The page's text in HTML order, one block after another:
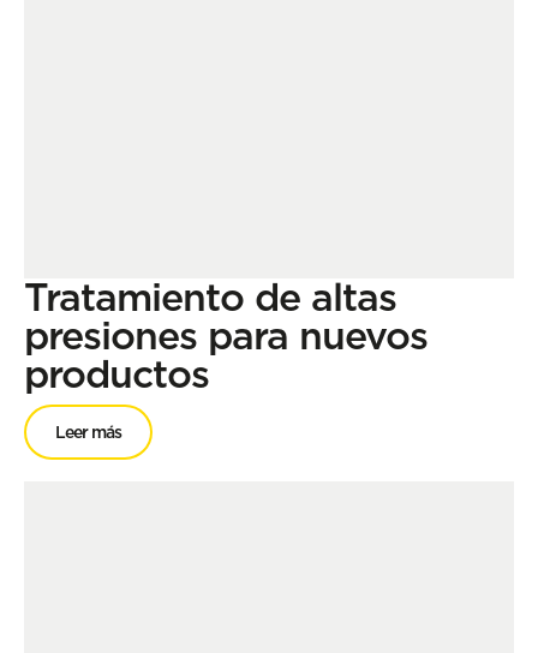
Tratamiento de altas
presiones para nuevos
productos
Leer más